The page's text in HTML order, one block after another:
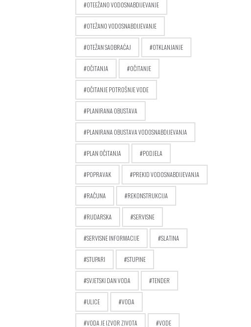
OTEEŽANO VODOSNABDIJEVANJE
OTEŽANO VODOSNABDIJEVANJE
OTEŽAN SAOBRAĆAJ OTKLANJANJE
OČITANJA OČITANJE
OČITANJE POTROŠNJE VODE
PLANIRANA OBUSTAVA
PLANIRANA OBUSTAVA VODOSNABDIJEVANJA
PLAN OČITANJA PODJELA
POPRAVAK PREKID VODOSNABDIJEVANJA
RAČUNA REKONSTRUKCIJA
RUDARSKA SERVISNE
SERVISNE INFORMACIJE SLATINA
STUPARI STUPINE
SVJETSKI DAN VODA TENDER
ULICE VODA
VODA JE IZVOR ZIVOTA VODE